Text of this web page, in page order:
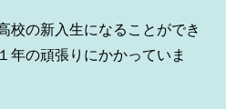
校の新入生になることができ
年の頑張りにかかっていま